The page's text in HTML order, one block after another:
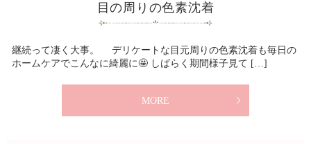
目の周りの色素沈着
継続って凄く大事。 デリケートな目元周りの色素沈着も毎日の
ホームケアでこんなに綺麗に🤩 しばらく期間様子見て […]
MORE